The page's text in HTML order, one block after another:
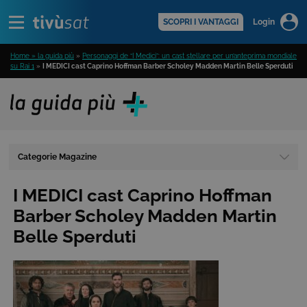
SCOPRI I VANTAGGI Login
Home » la guida più » Personaggi de “I Medici”: un cast stellare per un’anteprima mondiale
su Rai 1 » I MEDICI cast Caprino Hoffman Barber Scholey Madden Martin Belle Sperduti
Categorie Magazine
I MEDICI cast Caprino Hoffman
Barber Scholey Madden Martin
Belle Sperduti